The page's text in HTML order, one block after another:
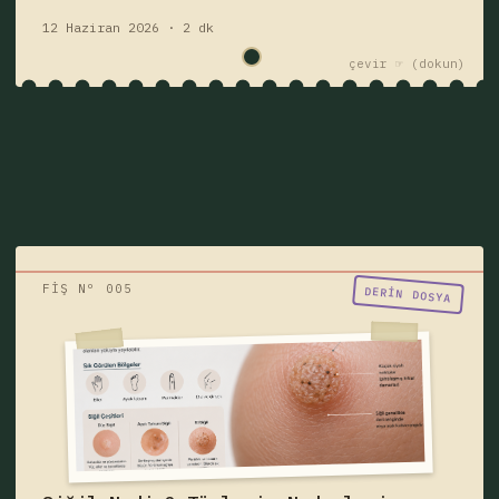
12 Haziran 2026 · 2 dk
çevir ☞
FİŞ Nº 005 DERIN DOSYA
"Birisi siğil mi dedi?"
Siğil nedir, neden çıkar, bulaşıcı mıdır?
Siğil türleri, belirtileri, HPV ilişkisi, ayak
tabanı siğili, genital siğil ve tedavi
yöntemlerini öğrenin.
hastalık
siğil
Fişi çek — yazıyı oku